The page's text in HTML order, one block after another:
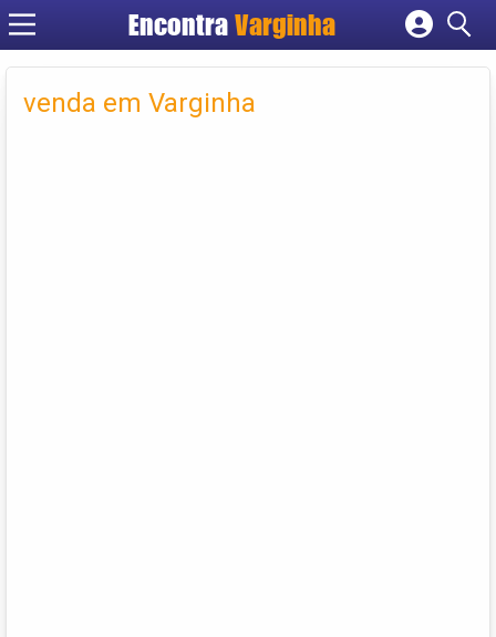
EncontraVarginha
Cadastrar empresa
Criar conta
venda em Varginha